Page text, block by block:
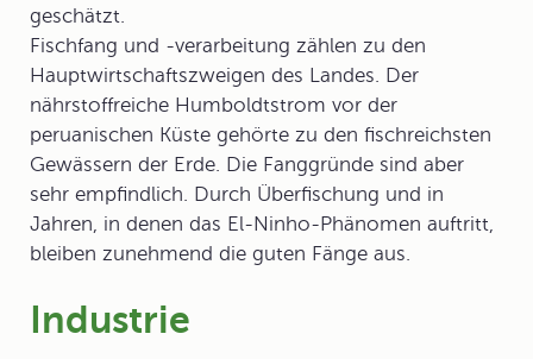
geschätzt.
Fischfang und -verarbeitung zählen zu den
Hauptwirtschaftszweigen des Landes. Der
nährstoffreiche Humboldtstrom vor der
peruanischen Küste gehörte zu den fischreichsten
Gewässern der Erde. Die Fanggründe sind aber
sehr empfindlich. Durch Überfischung und in
Jahren, in denen das El-Ninho-Phänomen auftritt,
bleiben zunehmend die guten Fänge aus.
Industrie